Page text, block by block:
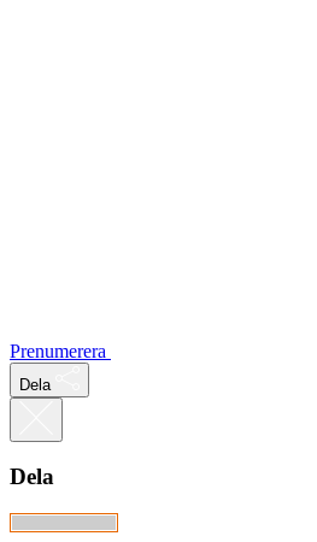
Prenumerera
Dela
Dela